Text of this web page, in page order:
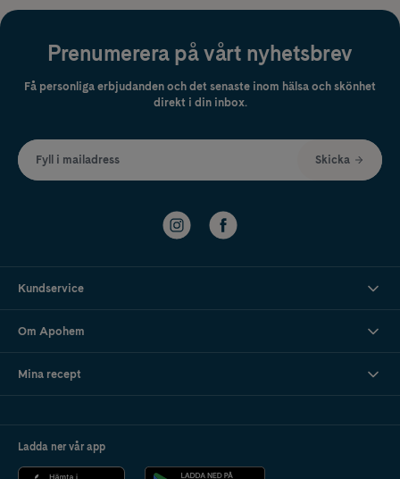
Prenumerera på vårt nyhetsbrev
Få personliga erbjudanden och det senaste inom hälsa och skönhet
direkt i din inbox.
Fyll i mailadress Skicka
Kundservice
Om Apohem
Mina recept
Ladda ner vår app